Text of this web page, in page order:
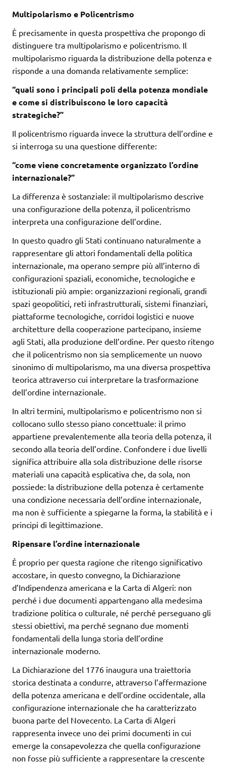
Multipolarismo e Policentrismo
È precisamente in questa prospettiva che propongo di
distinguere tra multipolarismo e policentrismo. Il
multipolarismo riguarda la distribuzione della potenza e
risponde a una domanda relativamente semplice:
“quali sono i principali poli della potenza mondiale
e come si distribuiscono le loro capacità
strategiche?”
Il policentrismo riguarda invece la struttura dell’ordine e
si interroga su una questione differente:
“come viene concretamente organizzato l’ordine
internazionale?”
La differenza è sostanziale: il multipolarismo descrive
una configurazione della potenza, il policentrismo
interpreta una configurazione dell’ordine.
In questo quadro gli Stati continuano naturalmente a
rappresentare gli attori fondamentali della politica
internazionale, ma operano sempre più all’interno di
configurazioni spaziali, economiche, tecnologiche e
istituzionali più ampie: organizzazioni regionali, grandi
spazi geopolitici, reti infrastrutturali, sistemi finanziari,
piattaforme tecnologiche, corridoi logistici e nuove
architetture della cooperazione partecipano, insieme
agli Stati, alla produzione dell’ordine. Per questo ritengo
che il policentrismo non sia semplicemente un nuovo
sinonimo di multipolarismo, ma una diversa prospettiva
teorica attraverso cui interpretare la trasformazione
dell’ordine internazionale.
In altri termini, multipolarismo e policentrismo non si
collocano sullo stesso piano concettuale: il primo
appartiene prevalentemente alla teoria della potenza, il
secondo alla teoria dell’ordine. Confondere i due livelli
significa attribuire alla sola distribuzione delle risorse
materiali una capacità esplicativa che, da sola, non
possiede: la distribuzione della potenza è certamente
una condizione necessaria dell’ordine internazionale,
ma non è sufficiente a spiegarne la forma, la stabilità e i
principi di legittimazione.
Ripensare l’ordine internazionale
È proprio per questa ragione che ritengo significativo
accostare, in questo convegno, la Dichiarazione
d’Indipendenza americana e la Carta di Algeri: non
perché i due documenti appartengano alla medesima
tradizione politica o culturale, né perché perseguano gli
stessi obiettivi, ma perché segnano due momenti
fondamentali della lunga storia dell’ordine
internazionale moderno.
La Dichiarazione del 1776 inaugura una traiettoria
storica destinata a condurre, attraverso l’affermazione
della potenza americana e dell’ordine occidentale, alla
configurazione internazionale che ha caratterizzato
buona parte del Novecento. La Carta di Algeri
rappresenta invece uno dei primi documenti in cui
emerge la consapevolezza che quella configurazione
non fosse più sufficiente a rappresentare la crescente